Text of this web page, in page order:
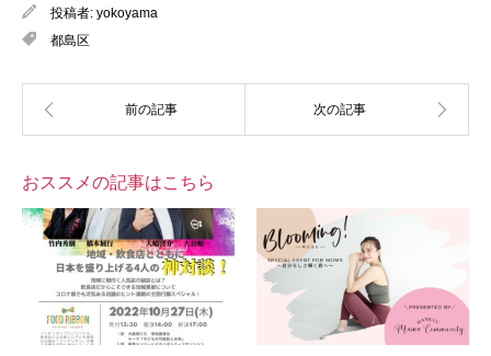
投稿者: yokoyama
都島区
おススメの記事はこちら